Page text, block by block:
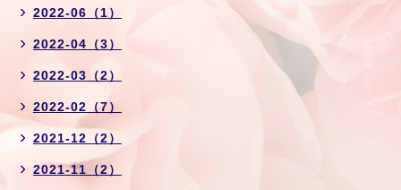
2022-06（1）
2022-04（3）
2022-03（2）
2022-02（7）
2021-12（2）
2021-11（2）